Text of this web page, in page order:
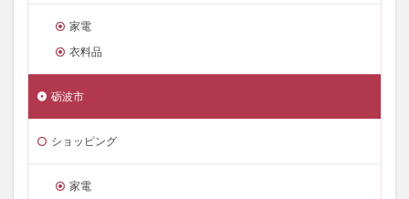
家電
衣料品
砺波市
ショッピング
家電